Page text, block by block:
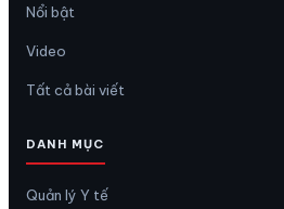
Nổi bật
Video
Tất cả bài viết
DANH MỤC
Quản lý Y tế